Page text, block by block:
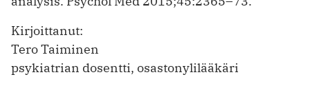
Kirjoittanut:
Tero Taiminen
psykiatrian dosentti, osastonylilääkäri